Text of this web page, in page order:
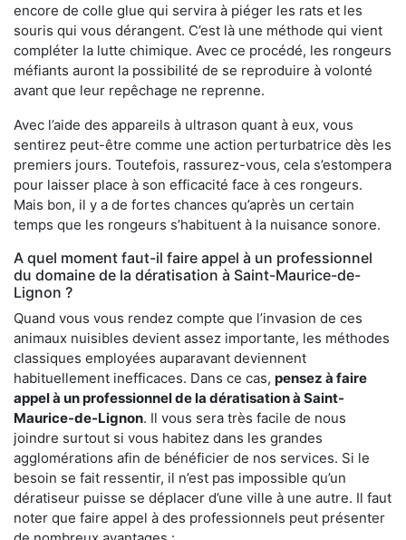
encore de colle glue qui servira à piéger les rats et les
souris qui vous dérangent. C’est là une méthode qui vient
compléter la lutte chimique. Avec ce procédé, les rongeurs
méfiants auront la possibilité de se reproduire à volonté
avant que leur repêchage ne reprenne.
Avec l’aide des appareils à ultrason quant à eux, vous
sentirez peut-être comme une action perturbatrice dès les
premiers jours. Toutefois, rassurez-vous, cela s’estompera
pour laisser place à son efficacité face à ces rongeurs.
Mais bon, il y a de fortes chances qu’après un certain
temps que les rongeurs s’habituent à la nuisance sonore.
A quel moment faut-il faire appel à un professionnel
du domaine de la dératisation à Saint-Maurice-de-
Lignon ?
Quand vous vous rendez compte que l’invasion de ces
animaux nuisibles devient assez importante, les méthodes
classiques employées auparavant deviennent
habituellement inefficaces. Dans ce cas, pensez à faire
appel à un professionnel de la dératisation à Saint-
Maurice-de-Lignon. Il vous sera très facile de nous
joindre surtout si vous habitez dans les grandes
agglomérations afin de bénéficier de nos services. Si le
besoin se fait ressentir, il n’est pas impossible qu’un
dératiseur puisse se déplacer d’une ville à une autre. Il faut
noter que faire appel à des professionnels peut présenter